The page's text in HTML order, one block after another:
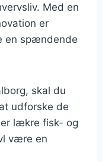
Med en
er
en spændende
skal du
udforske de
lækre fisk- og
være en